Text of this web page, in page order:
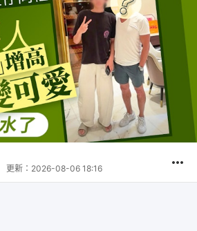
更新： 2026-08-06 18:16